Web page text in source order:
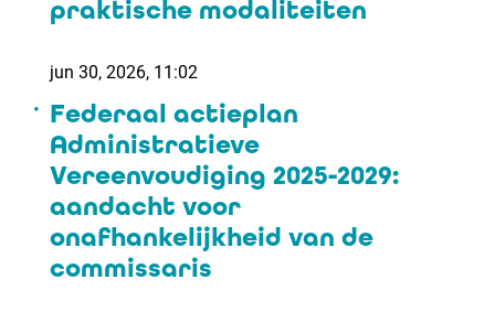
praktische modaliteiten
jun 30, 2026, 11:02
Federaal actieplan
Administratieve
Vereenvoudiging 2025-2029:
aandacht voor
onafhankelijkheid van de
commissaris